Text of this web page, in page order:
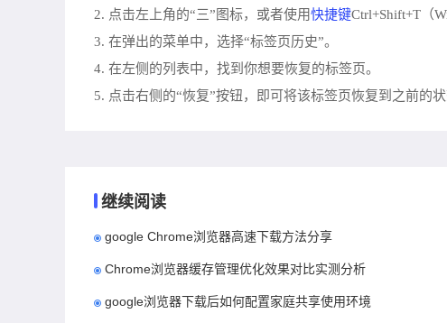
2. 点击左上角的“三”图标，或者使用快捷键Ctrl+Shift+T（
3. 在弹出的菜单中，选择“标签页历史”。
4. 在左侧的列表中，找到你想要恢复的标签页。
5. 点击右侧的“恢复”按钮，即可将该标签页恢复到之前的状
继续阅读
google Chrome浏览器高速下载方法分享
Chrome浏览器缓存管理优化效果对比实测分析
google浏览器下载后如何配置家庭共享使用环境